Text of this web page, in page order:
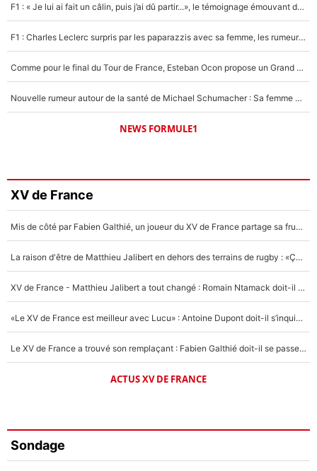
F1 : « Je lui ai fait un câlin, puis j’ai dû partir...», le témoignage émouvant de Max Verstappen sur sa fille
F1 : Charles Leclerc surpris par les paparazzis avec sa femme, les rumeurs étaient vraies !
Comme pour le final du Tour de France, Esteban Ocon propose un Grand Prix de Formule 1 à Paris : «Autour de l’Arc de Triomphe, ce serait génial» !
Nouvelle rumeur autour de la santé de Michael Schumacher : Sa femme Corinna sort du silence
NEWS FORMULE1
XV de France
Mis de côté par Fabien Galthié, un joueur du XV de France partage sa frustration : «ils ne me l’ont pas dit tout de suite»
La raison d'être de Matthieu Jalibert en dehors des terrains de rugby : «Ça m'atteint autant que si tu touches à un membre de ma famille»
XV de France - Matthieu Jalibert a tout changé : Romain Ntamack doit-il s’inquiéter pour sa place à un an de la Coupe du monde ?
«Le XV de France est meilleur avec Lucu» : Antoine Dupont doit-il s’inquiéter pour sa place ?
Le XV de France a trouvé son remplaçant : Fabien Galthié doit-il se passer d'Antoine Dupont ?
ACTUS XV DE FRANCE
Sondage